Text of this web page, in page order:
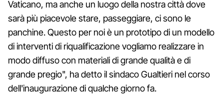
Vaticano, ma anche un luogo della nostra città dove
sarà più piacevole stare, passeggiare, ci sono le
panchine. Questo per noi è un prototipo di un modello
di interventi di riqualificazione vogliamo realizzare in
modo diffuso con materiali di grande qualità e di
grande pregio", ha detto il sindaco Gualtieri nel corso
dell'inaugurazione di qualche giorno fa.